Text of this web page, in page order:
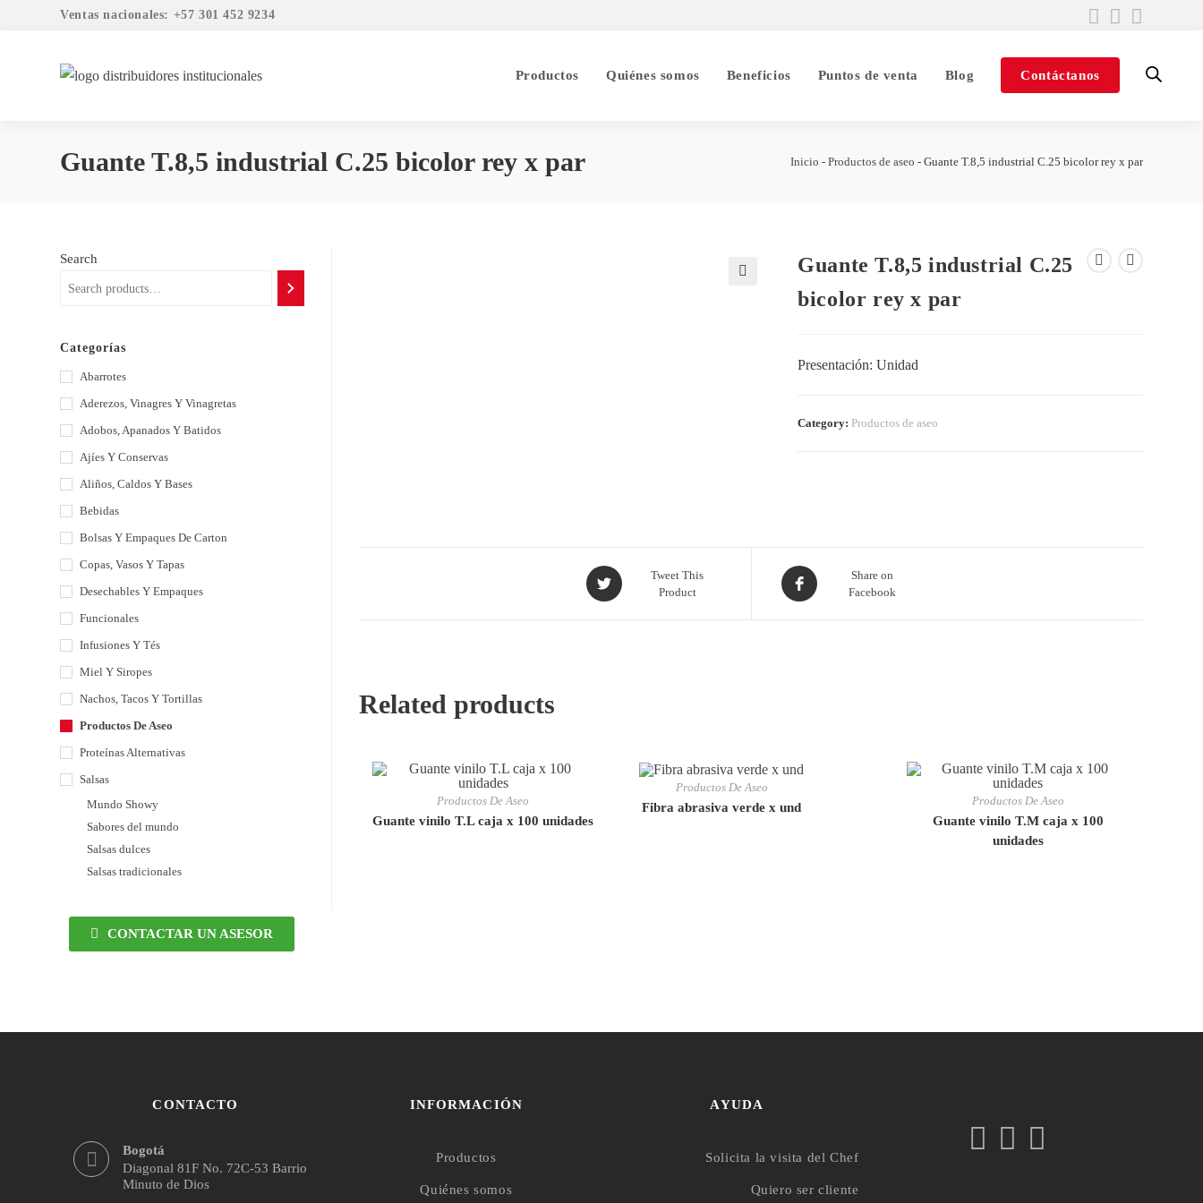
Ventas nacionales: +57 301 452 9234
Productos Quiénes somos Beneficios Puntos de venta Blog Contáctanos
Guante T.8,5 industrial C.25 bicolor rey x par Inicio - Productos de aseo - Guante T.8,5 industrial C.25 bicolor rey x par
Guante T.8,5 industrial C.25
bicolor rey x par
Presentación: Unidad
Category: Productos de aseo
Tweet This
Product
Share on
Facebook
Related products
Productos De Aseo
Guante vinilo T.L caja x 100 unidades
Productos De Aseo
Fibra abrasiva verde x und Productos De Aseo
Guante vinilo T.M caja x 100
unidades
Search
Categorías
Abarrotes
Aderezos, Vinagres Y Vinagretas
Adobos, Apanados Y Batidos
Ajíes Y Conservas
Aliños, Caldos Y Bases
Bebidas
Bolsas Y Empaques De Carton
Copas, Vasos Y Tapas
Desechables Y Empaques
Funcionales
Infusiones Y Tés
Miel Y Siropes
Nachos, Tacos Y Tortillas
Productos De Aseo
Proteínas Alternativas
Salsas
Mundo Showy
Sabores del mundo
Salsas dulces
Salsas tradicionales
CONTACTAR UN ASESOR
CONTACTO
Bogotá
Diagonal 81F No. 72C-53 Barrio
Minuto de Dios
INFORMACIÓN
Productos
Quiénes somos
AYUDA
Solicita la visita del Chef
Quiero ser cliente